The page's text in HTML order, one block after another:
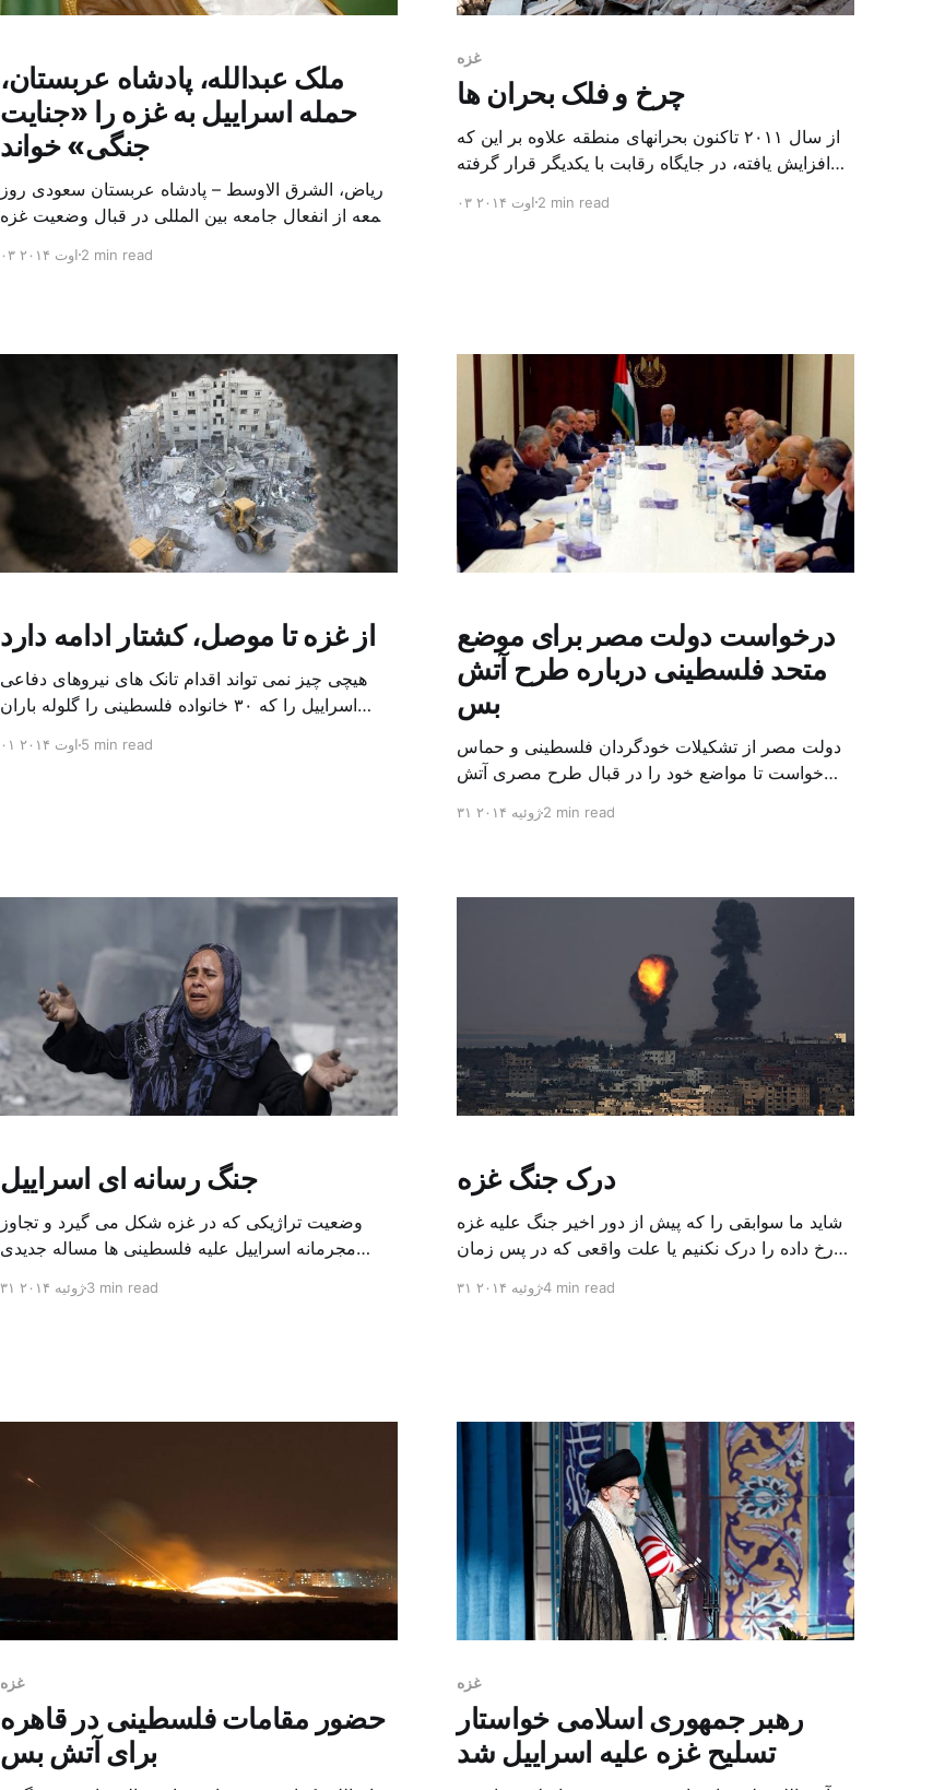
ملک عبدالله، پادشاه عربستان،
حمله اسراییل به غزه را «جنایت
جنگی» خواند
ریاض، الشرق الاوسط – پادشاه عربستان سعودی روز
جمعه از انفعال جامعه بین المللی در قبال وضعیت غزه
«جنایت جنگی علیه بشریت» خواند. در بیانیه ای که از
۰۳ اوت ۲۰۱۴2 min read
غزه
چرخ و فلک بحران ها
از سال ۲۰۱۱ تاکنون بحرانهای منطقه علاوه بر این که
افزایش یافته، در جایگاه رقابت با یکدیگر قرار گرفته
هفته تغییر می کند. در شرایطی که یک بحران در صدر
۰۳ اوت ۲۰۱۴2 min read
از غزه تا موصل، کشتار ادامه دارد
هیچی چیز نمی تواند اقدام تانک های نیروهای دفاعی
اسراییل را که ۳۰ خانواده فلسطینی را گلوله باران
برای پناه گرفتن یا فرارکردن نیافتند. این اتفاق در شهر
۰۱ اوت ۲۰۱۴5 min read
درخواست دولت مصر برای موضع
متحد فلسطینی درباره طرح آتش
بس
دولت مصر از تشکیلات خودگردان فلسطینی و حماس
خواست تا مواضع خود را در قبال طرح مصری آتش
اجلاس قاهره متحد کنند. یک مقام بلندپایه فلسطینی که
۳۱ ژوئیه ۲۰۱۴2 min read
جنگ رسانه ای اسراییل
وضعیت تراژیکی که در غزه شکل می گیرد و تجاوز
مجرمانه اسراییل علیه فلسطینی ها مساله جدیدی
طولانی دیگری از تجاوز اسراییل علیه فلسطین است.
۳۱ ژوئیه ۲۰۱۴3 min read
درک جنگ غزه
شاید ما سوابقی را که پیش از دور اخیر جنگ علیه غزه
رخ داده را درک نکنیم یا علت واقعی که در پس زمان
و کشته شدن سه نوجوان اسراییلی در هبرون، ظاهر
۳۱ ژوئیه ۲۰۱۴4 min read
غزه
حضور مقامات فلسطینی در قاهره
برای آتش بس
غزه
رهبر جمهوری اسلامی خواستار
تسلیح غزه علیه اسراییل شد